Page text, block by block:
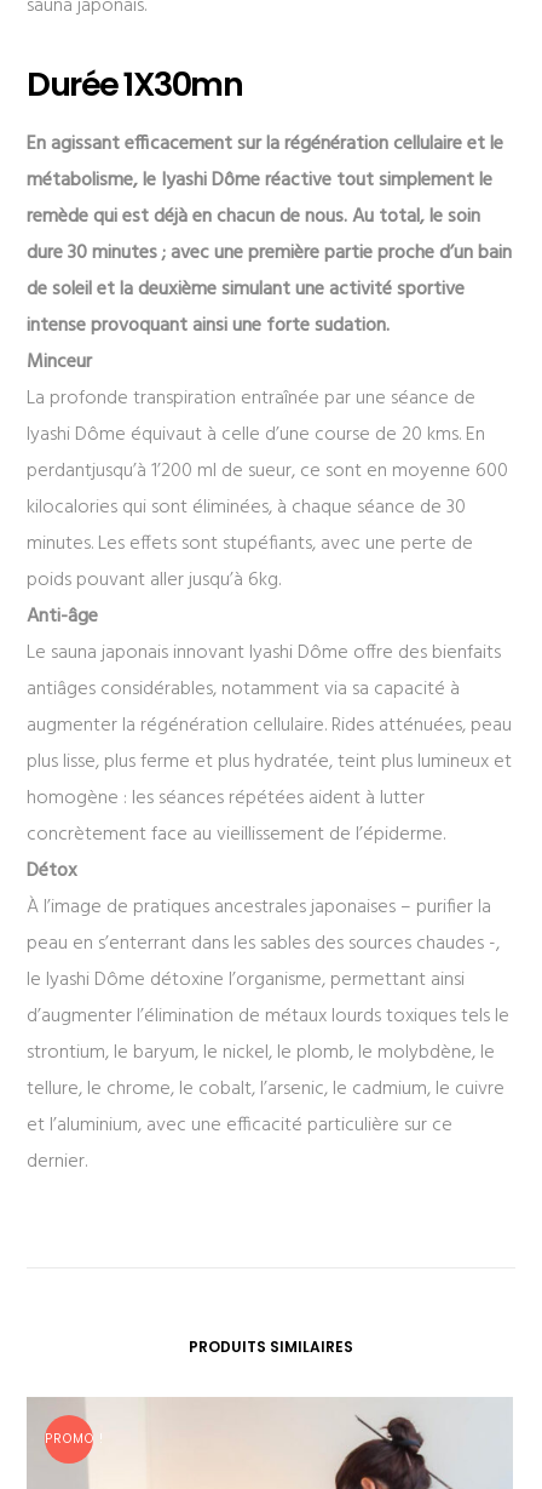
Durée 1X30mn
En agissant efficacement sur la régénération cellulaire et le
métabolisme, le Iyashi Dôme réactive tout simplement le
remède qui est déjà en chacun de nous. Au total, le soin
dure 30 minutes ; avec une première partie proche d’un bain
de soleil et la deuxième simulant une activité sportive
intense provoquant ainsi une forte sudation.
Minceur
La profonde transpiration entraînée par une séance de
Iyashi Dôme équivaut à celle d’une course de 20 kms. En
perdantjusqu’à 1’200 ml de sueur, ce sont en moyenne 600
kilocalories qui sont éliminées, à chaque séance de 30
minutes. Les effets sont stupéfiants, avec une perte de
poids pouvant aller jusqu’à 6kg.
Anti-âge
Le sauna japonais innovant Iyashi Dôme offre des bienfaits
antiâges considérables, notamment via sa capacité à
augmenter la régénération cellulaire. Rides atténuées, peau
plus lisse, plus ferme et plus hydratée, teint plus lumineux et
homogène : les séances répétées aident à lutter
concrètement face au vieillissement de l’épiderme.
Détox
À l’image de pratiques ancestrales japonaises – purifier la
peau en s’enterrant dans les sables des sources chaudes -,
le Iyashi Dôme détoxine l’organisme, permettant ainsi
d’augmenter l’élimination de métaux lourds toxiques tels le
strontium, le baryum, le nickel, le plomb, le molybdène, le
tellure, le chrome, le cobalt, l’arsenic, le cadmium, le cuivre
et l’aluminium, avec une efficacité particulière sur ce
dernier.
PRODUITS SIMILAIRES
PROMO !